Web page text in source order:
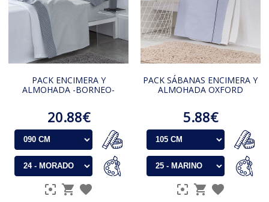
PACK ENCIMERA Y
ALMOHADA -BORNEO-
20.88€
PACK SÁBANAS ENCIMERA Y
ALMOHADA OXFORD
5.88€